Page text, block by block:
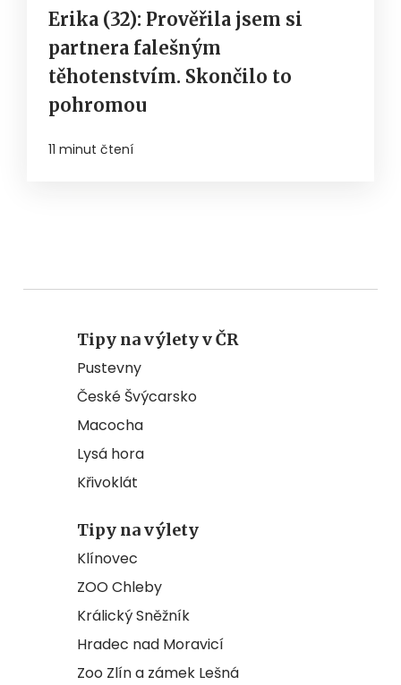
Erika (32): Prověřila jsem si
partnera falešným
těhotenstvím. Skončilo to
pohromou
11 minut čtení
Tipy na výlety v ČR
Pustevny
České Švýcarsko
Macocha
Lysá hora
Křivoklát
Tipy na výlety
Klínovec
ZOO Chleby
Králický Sněžník
Hradec nad Moravicí
Zoo Zlín a zámek Lešná